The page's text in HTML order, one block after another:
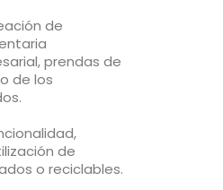
de
prendas de
de los
de
o reciclables.